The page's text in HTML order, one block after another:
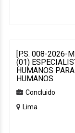
[P.S. 008-2026-
(01)
HUMANOS
HUMANOS
Concluido
Lima